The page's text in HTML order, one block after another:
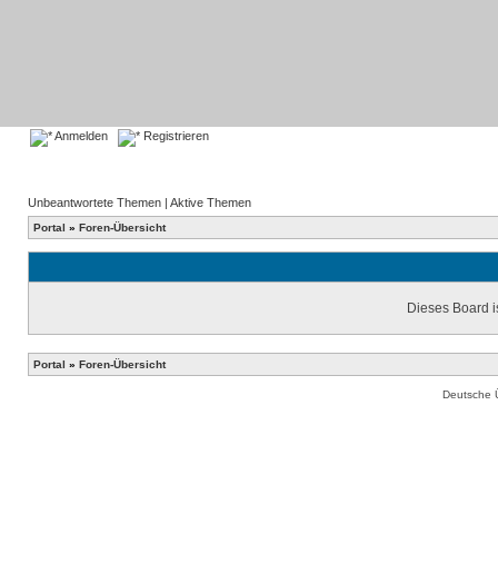
Anmelden Registrieren
Unbeantwortete Themen | Aktive Themen
Portal » Foren-Übersicht
Dieses Board
Portal » Foren-Übersicht
Deutsche